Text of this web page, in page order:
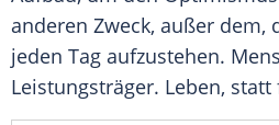
anderen Zweck, außer dem,
jeden Tag aufzustehen.
Leistungsträger. Leben, statt